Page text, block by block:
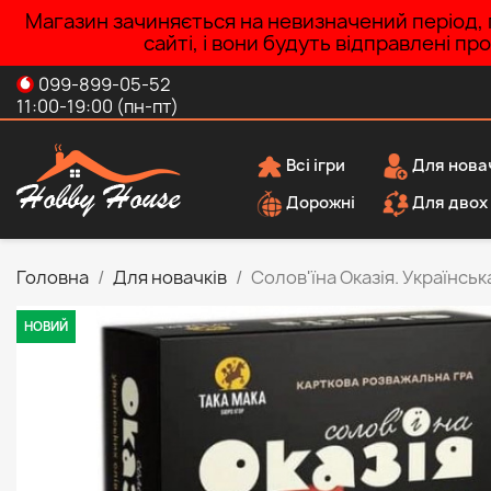
Магазин зачиняється на невизначений
сайті, і вони будуть відправлені
099-899-05-52
11:00-19:00 (пн-пт)
Всі ігри
Для
Дорожні
Для двох
Головна Для новачків Солов'їна Оказія.
НОВИЙ